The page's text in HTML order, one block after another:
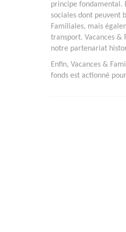
principe fondamental.
sociales dont peuvent
Familiales, mais
transport. Vacances &
notre partenariat
Enfin, Vacances &
fonds est actionné